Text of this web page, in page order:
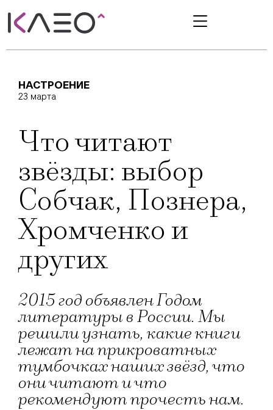
НАСТРОЕНИЕ
23 марта
Что читают
звёзды: выбор
Собчак, Познера,
Хромченко и
других
2015 год объявлен Годом
литературы в России. Мы
решили узнать, какие книги
лежат на прикроватных
тумбочках наших звёзд, что
они читают и что
рекомендуют прочесть нам.